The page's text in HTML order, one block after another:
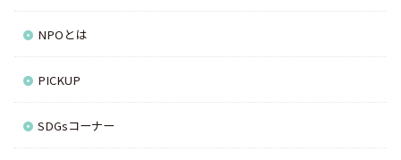
NPOとは
PICKUP
SDGsコーナー